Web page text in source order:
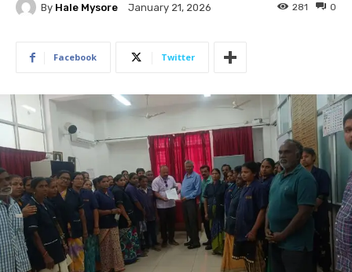
By Hale Mysore January 21, 2026 0
281
Facebook Twitter